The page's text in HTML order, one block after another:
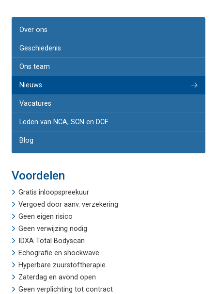
Over ons
Geschiedenis
Ons team
Nieuws
Vacatures
Leden van NCA, SCN en DCF
Blog
Voordelen
Gratis inloopspreekuur
Vergoed door aanv. verzekering
Geen eigen risico
Geen verwijzing nodig
IDXA Total Bodyscan
Echografie enshockwave
Hyperbare zuurstoftherapie
Zaterdag en avond open
Geen verplichting tot contract